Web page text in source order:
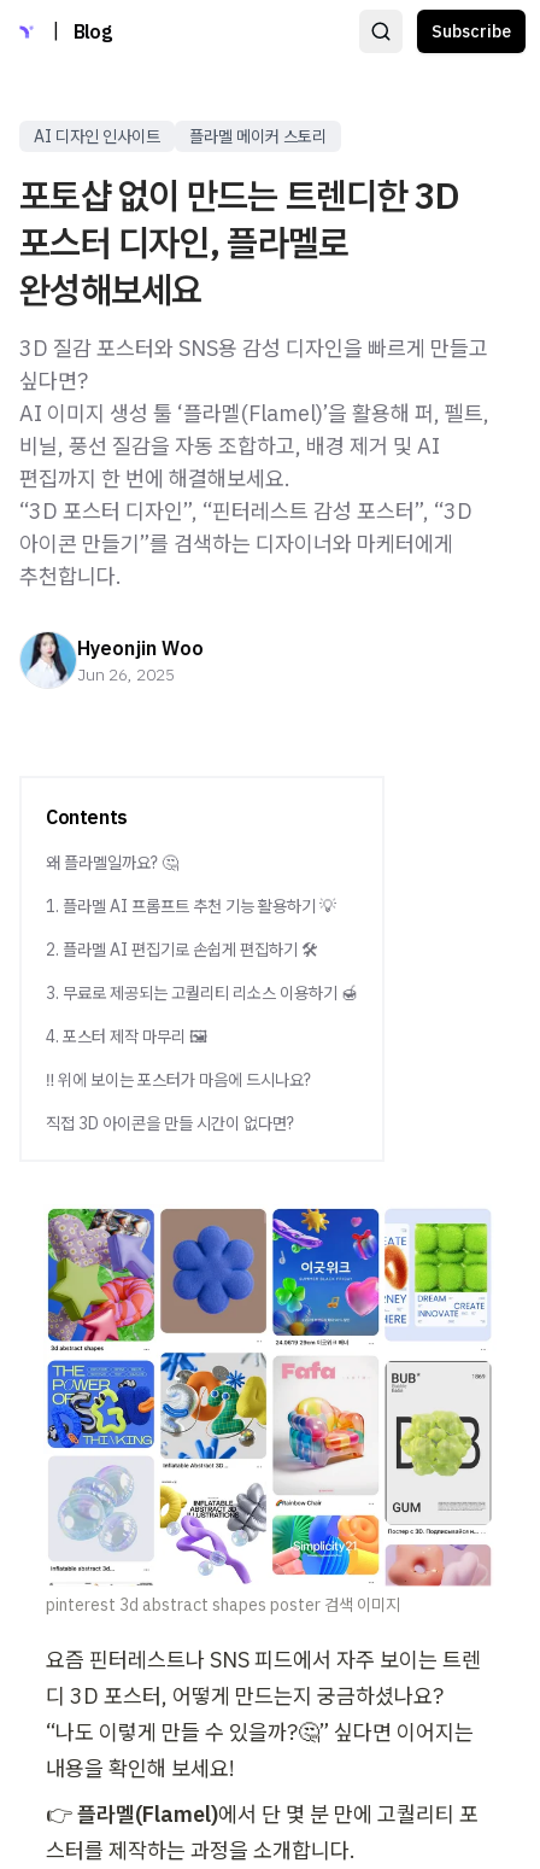
Blog Subscribe
AI 디자인 인사이트 플라멜 메이커 스토리
포토샵 없이 만드는 트렌디한 3D
포스터 디자인, 플라멜로
완성해보세요
3D 질감 포스터와 SNS용 감성 디자인을 빠르게 만들고
싶다면?
AI 이미지 생성 툴 ‘플라멜(Flamel)’을 활용해 퍼, 펠트,
비닐, 풍선 질감을 자동 조합하고, 배경 제거 및 AI
편집까지 한 번에 해결해보세요.
“3D 포스터 디자인”, “핀터레스트 감성 포스터”, “3D
아이콘 만들기”를 검색하는 디자이너와 마케터에게
추천합니다.
Hyeonjin Woo
Jun 26, 2025
Contents
왜 플라멜일까요? 🤔
1. 플라멜 AI 프롬프트 추천 기능 활용하기 💡
2. 플라멜 AI 편집기로 손쉽게 편집하기 🛠️
3. 무료로 제공되는 고퀄리티 리소스 이용하기 🍯
4. 포스터 제작 마무리 🖼️
‼️ 위에 보이는 포스터가 마음에 드시나요?
직접 3D 아이콘을 만들 시간이 없다면?
pinterest 3d abstract shapes poster 검색 이미지
요즘 핀터레스트나 SNS 피드에서 자주 보이는 트렌
디 3D 포스터, 어떻게 만드는지 궁금하셨나요?
“나도 이렇게 만들 수 있을까?🤔” 싶다면 이어지는
내용을 확인해 보세요!
👉 플라멜(Flamel)에서 단 몇 분 만에 고퀄리티 포